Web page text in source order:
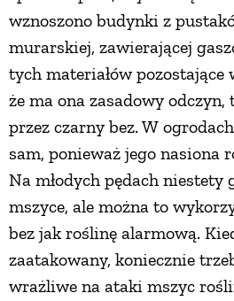
wznoszono budynki z
murarskiej, zawierającej
tych materiałów
że ma ona zasadowy
przez czarny bez. W
sam, ponieważ jego nasiona
Na młodych pędach niestety
mszyce, ale można to
bez jak roślinę alarmową.
zaatakowany, koniecznie
wrażliwe na ataki mszyc